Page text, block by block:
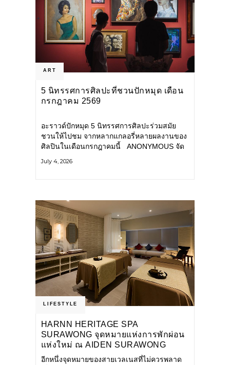
ART
5 นิทรรศการศิลปะที่ชวนปักหมุด เดือน
กรกฎาคม 2569
อะราวด์ปักหมุด 5 นิทรรศการศิลปะร่วมสมัย
ชวนให้ไปชม จากหลากแกลอรี่หลายผลงานของ
ศิลปินในเดือนกรกฎาคมนี้ ANONYMOUS จัด
กลุ่ม Anonymous โดยมี นิ่ม
July 4, 2026
LIFESTYLE
HARNN HERITAGE SPA
SURAWONG จุดหมายแห่งการพักผ่อน
แห่งใหม่ ณ AIDEN SURAWONG
BANGKOK
อีกหนึ่งจุดหมายของสายเวลเนสที่ไม่ควรพลาด